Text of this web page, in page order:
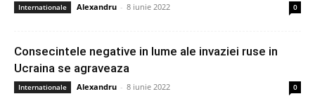
Internationale Alexandru - 8 iunie 2022 0
Consecintele negative in lume ale invaziei ruse in
Ucraina se agraveaza
Internationale Alexandru - 8 iunie 2022 0